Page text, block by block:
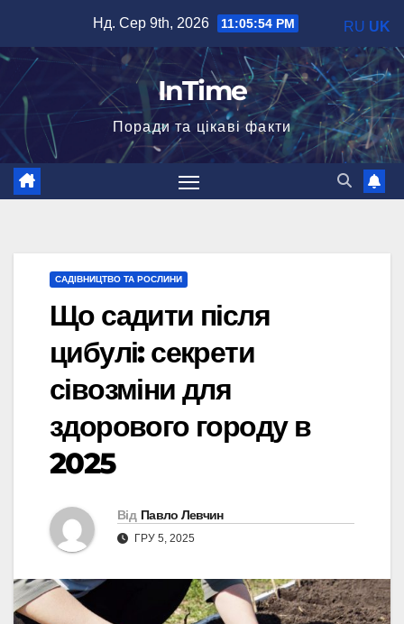
вмісту
Нд. Сер 9th, 2026 11:05:56 PM
InTime
Поради та цікаві факти
САДІВНИЦТВО ТА РОСЛИНИ
Що садити після
цибулі: секрети
сівозміни для
здорового городу в
2025
Від Павло Левчин
ГРУ 5, 2025
RU UK